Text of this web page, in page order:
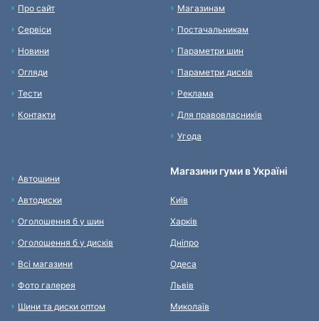
Про сайт
Сервіси
Новини
Огляди
Тести
Контакти
Магазинам
Постачальникам
Параметри шин
Параметри дисків
Реклама
Для правовласників
Угода
Автошини
Автодиски
Оголошення б у шин
Оголошення б у дисків
Всі магазини
Фото галерея
Шини та диски оптом
Магазини гуми в Україні
Київ
Харків
Дніпро
Одеса
Львів
Миколаїв